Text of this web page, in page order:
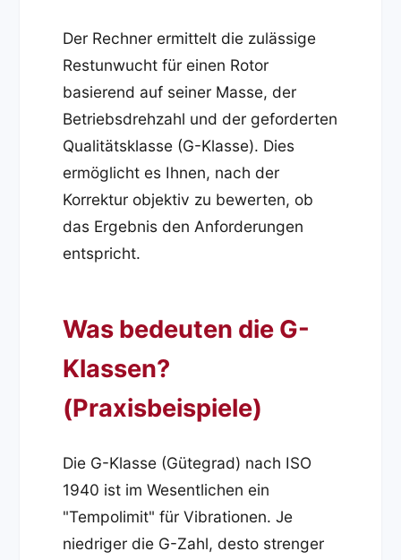
Der Rechner ermittelt die zulässige
Restunwucht für einen Rotor
basierend auf seiner Masse, der
Betriebsdrehzahl und der geforderten
Qualitätsklasse (G-Klasse). Dies
ermöglicht es Ihnen, nach der
Korrektur objektiv zu bewerten, ob
das Ergebnis den Anforderungen
entspricht.
Was bedeuten die G-
Klassen?
(Praxisbeispiele)
Die G-Klasse (Gütegrad) nach ISO
1940 ist im Wesentlichen ein
"Tempolimit" für Vibrationen. Je
niedriger die G-Zahl, desto strenger